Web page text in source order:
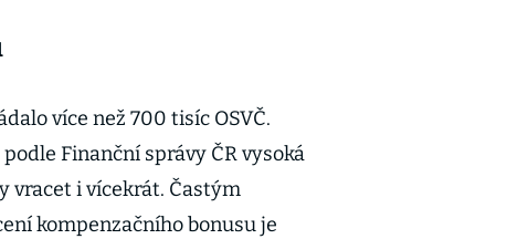
více než 700 tisíc OSVČ.
Finanční správy ČR vysoká
vracet i vícekrát. Častým
kompenzačního bonusu je